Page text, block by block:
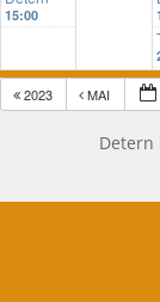
15:00
2023 MAI
Detern